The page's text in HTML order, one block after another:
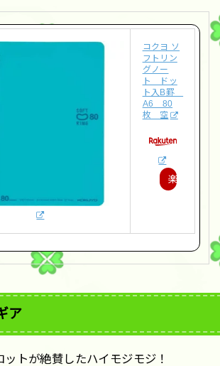
コクヨ ソ
フトリン
グノー
ト ドッ
ト入B罫
A6 80
枚 空
楽
ア
ットが絶賛したハイモジモジ！